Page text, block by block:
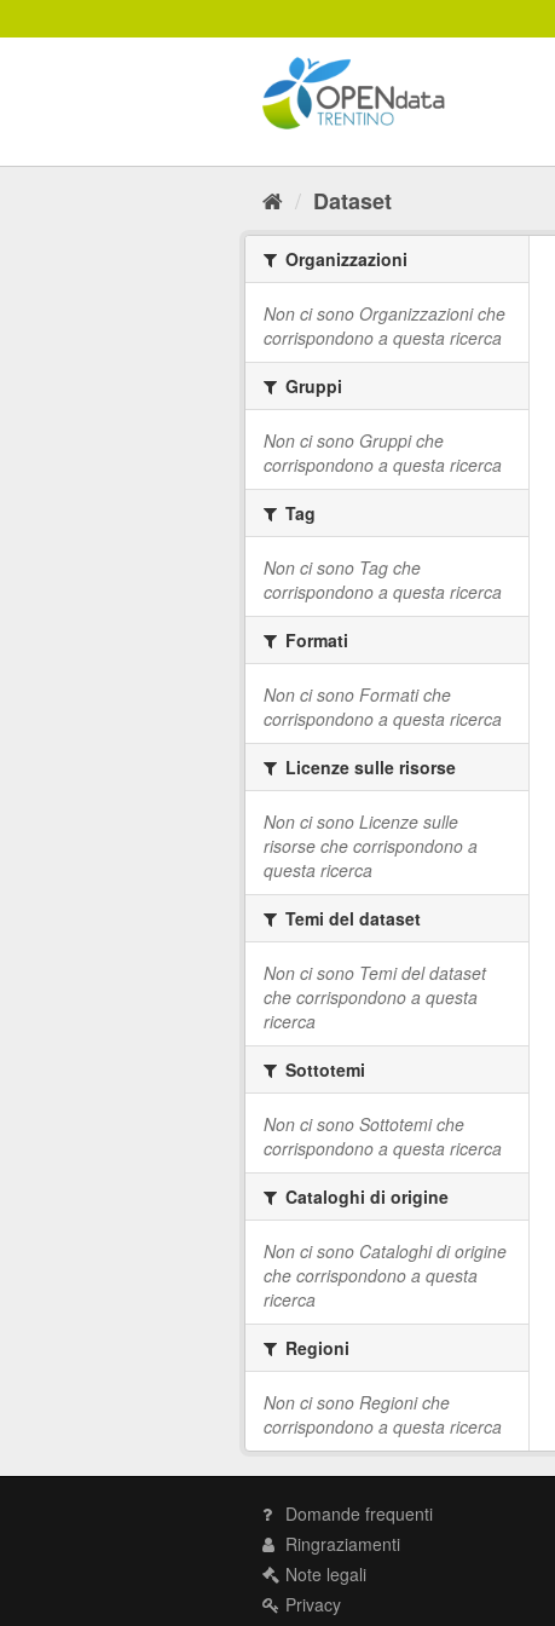
al
Dataset
Organizzazioni
Non ci sono Organizzazioni che
corrispondono a questa ricerca
Gruppi
Non ci sono Gruppi che
corrispondono a questa ricerca
Tag
Non ci sono Tag che
corrispondono a questa ricerca
Formati
Non ci sono Formati che
corrispondono a questa ricerca
Licenze sulle risorse
Non ci sono Licenze sulle
risorse che corrispondono a
questa ricerca
Temi del dataset
Non ci sono Temi del dataset
che corrispondono a questa
ricerca
Sottotemi
Non ci sono Sottotemi che
corrispondono a questa ricerca
Cataloghi di origine
Non ci sono Cataloghi di origine
che corrispondono a questa
ricerca
Regioni
Non ci sono Regioni che
corrispondono a questa ricerca
Domande frequenti
Ringraziamenti
Note legali
Privacy